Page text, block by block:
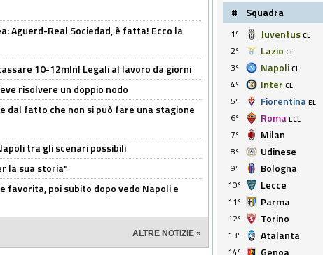
Aguerd-Real Sociedad, è fatta! Ecco la
10-12mln! Legali al lavoro da giorni
risolvere un doppio nodo
dal fatto che non si può fare una stagione
tra gli scenari possibili
la sua storia"
favorita, poi subito dopo vedo Napoli e
ALTRE NOTIZIE »
# Squadra
1º Juventus CL
2º
Lazio CL
3º
Napoli CL
4º
Inter CL
5º
Fiorentina EL
6º
Roma ECL
7º
Milan
8º
Udinese
9º
Bologna
10º
Lecce
11º
Parma
12º
Torino
13º
Atalanta
14º
Genoa